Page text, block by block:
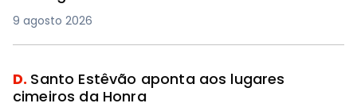
9 agosto 2026
D. Santo Estêvão aponta aos lugares
cimeiros da Honra